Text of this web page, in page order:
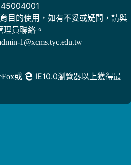
45004001
目的使用，如有不妥或疑問，請與
理員聯絡。
1@xcms.tyc.edu.tw
或
IE10.0瀏覽器以上獲得最